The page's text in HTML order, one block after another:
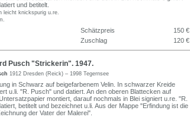
und betitelt.
leicht knickspurig u.re.
Schätzpreis
150 €
Zuschlag
120 €
Pusch "Strickerin". 1947.
1912 Dresden (Reick) – 1998 Tegernsee
in Schwarz auf beigefarbenem Velin. In schwarzer Kreide
u.li. "R. Pusch" und datiert. An den oberen Blattecken auf
montiert, darauf nochmals in Blei signiert u.re. "R.
betitelt und bezeichnet u.li. Aus der Mappe "Erfindung ist die
der Vater der Malerei".